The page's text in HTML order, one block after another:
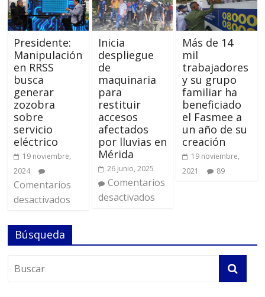
Presidente:
Manipulación
en RRSS
busca
generar
zozobra
sobre
servicio
eléctrico
19 noviembre,
2024
Comentarios
desactivados
Inicia
despliegue
de
maquinaria
para
restituir
accesos
afectados
por lluvias en
Mérida
26 junio, 2025
Comentarios
desactivados
Más de 14
mil
trabajadores
y su grupo
familiar ha
beneficiado
el Fasmee a
un año de su
creación
19 noviembre,
2021
89
Búsqueda